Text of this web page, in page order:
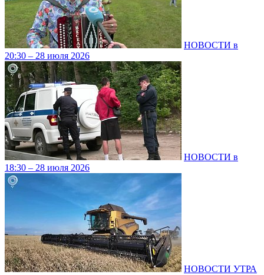
НОВОСТИ в
20:30 – 28 июля 2026
НОВОСТИ в
18:30 – 28 июля 2026
НОВОСТИ УТРА